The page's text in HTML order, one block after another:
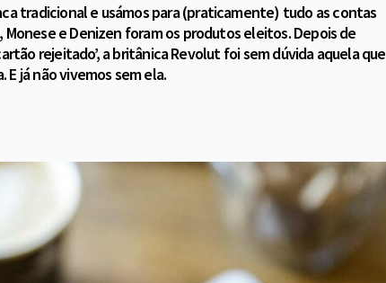
tradicional e usámos para (praticamente) tudo as contas
e Denizen foram os produtos eleitos. Depois de
rejeitado’, a britânica Revolut foi sem dúvida aquela que
já não vivemos sem ela.